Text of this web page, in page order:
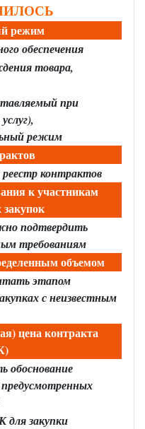
режим
обеспечения
товара,
при
режим
контрактов
к участникам
подтвердить
требованиям
объемом
этапом
с неизвестным
цена контракта
обоснование
закупки